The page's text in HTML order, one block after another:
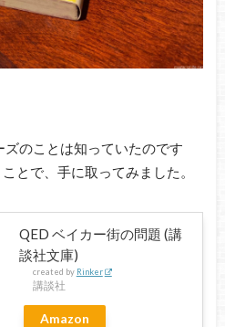
のことは知っていたのです
とで、手に取ってみました。
QED ベイカー街の問題 (講
談社文庫)
created by Rinker
講談社
Amazon